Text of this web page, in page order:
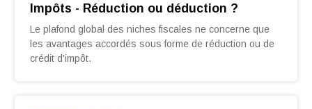
Impôts - Réduction ou déduction ?
Le plafond global des niches fiscales ne concerne que
les avantages accordés sous forme de réduction ou de
crédit d'impôt.